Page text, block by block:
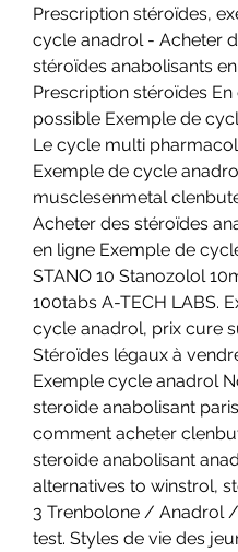
Prescription stéroïdes,
cycle anadrol - Acheter
stéroïdes anabolisants
Prescription stéroïdes En
possible Exemple de
Le cycle multi
Exemple de cycle
musclesenmetal
Acheter des stéroïdes
en ligne Exemple de
STANO 10 Stanozolol
100tabs A-TECH LABS.
cycle anadrol, prix cure
Stéroïdes légaux à
Exemple cycle anadrol
steroide anabolisant paris
comment acheter
steroide anabolisant
alternatives to winstrol,
3 Trenbolone / Anadrol
test. Styles de vie des